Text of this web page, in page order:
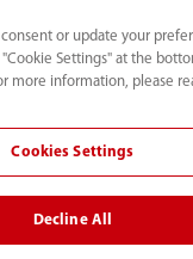
Mo-
8 bis 16 Uhr
Bio-Medical
or update your
Settings" at the
more information, please
Cookies Settings
Decline All